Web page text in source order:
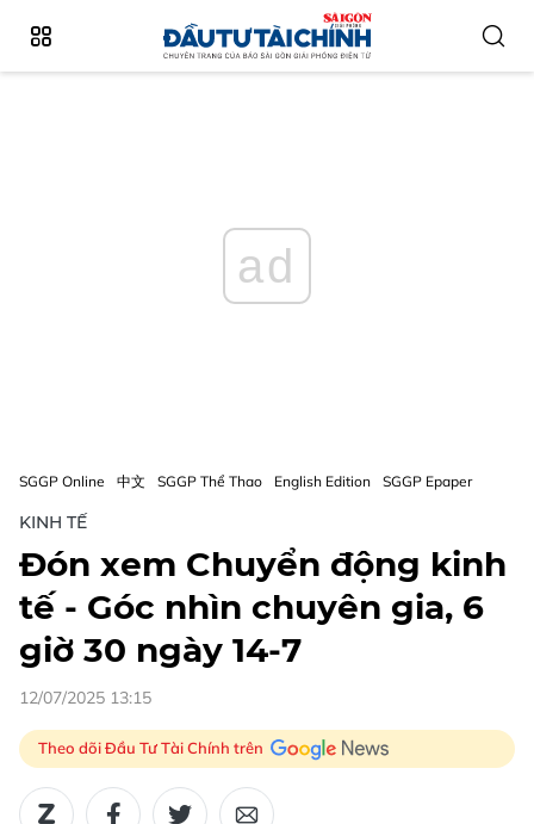
ad
SGGP Online 中文 SGGP Thể Thao English Edition SGGP Epaper
KINH TẾ
Đón xem Chuyển động kinh
tế - Góc nhìn chuyên gia, 6
giờ 30 ngày 14-7
12/07/2025 13:15
Theo dõi Đầu Tư Tài Chính trên